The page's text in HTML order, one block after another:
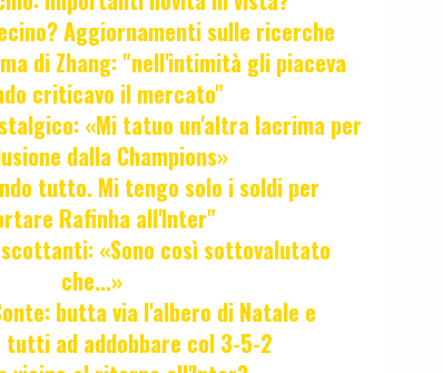
Aggiornamenti sulle ricerche
di Zhang: "nell'intimità gli piaceva
criticavo il mercato"
«Mi tatuo un'altra lacrima per
dalla Champions»
tutto. Mi tengo solo i soldi per
Rafinha all'Inter"
«Sono così sottovalutato
che...»
butta via l'albero di Natale e
ad addobbare col 3-5-2